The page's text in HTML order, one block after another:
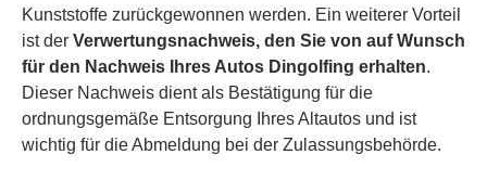
Kunststoffe zurückgewonnen werden. Ein weiterer Vorteil
ist der Verwertungsnachweis, den Sie von auf Wunsch
für den Nachweis Ihres Autos Dingolfing erhalten.
Dieser Nachweis dient als Bestätigung für die
ordnungsgemäße Entsorgung Ihres Altautos und ist
wichtig für die Abmeldung bei der Zulassungsbehörde.